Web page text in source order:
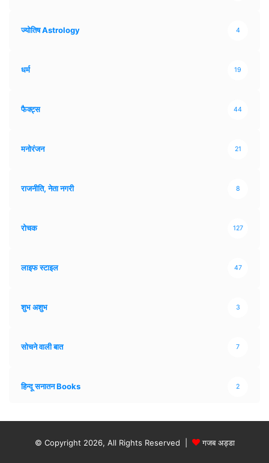
ज्योतिष Astrology 4
धर्म 19
फैक्ट्स 44
मनोरंजन 21
राजनीति, नेता नगरी 8
रोचक 127
लाइफ स्टाइल 47
शुभ अशुभ 3
सोचने वाली बात 7
हिन्दू सनातन Books 2
© Copyright 2026, All Rights Reserved | गजब अड्डा